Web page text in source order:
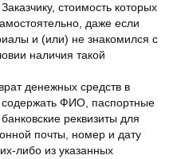
стоимость которых
даже если
и (или) не знакомился с
наличия такой
денежных средств в
ФИО, паспортные
реквизиты для
почты, номер и дату
либо из указанных